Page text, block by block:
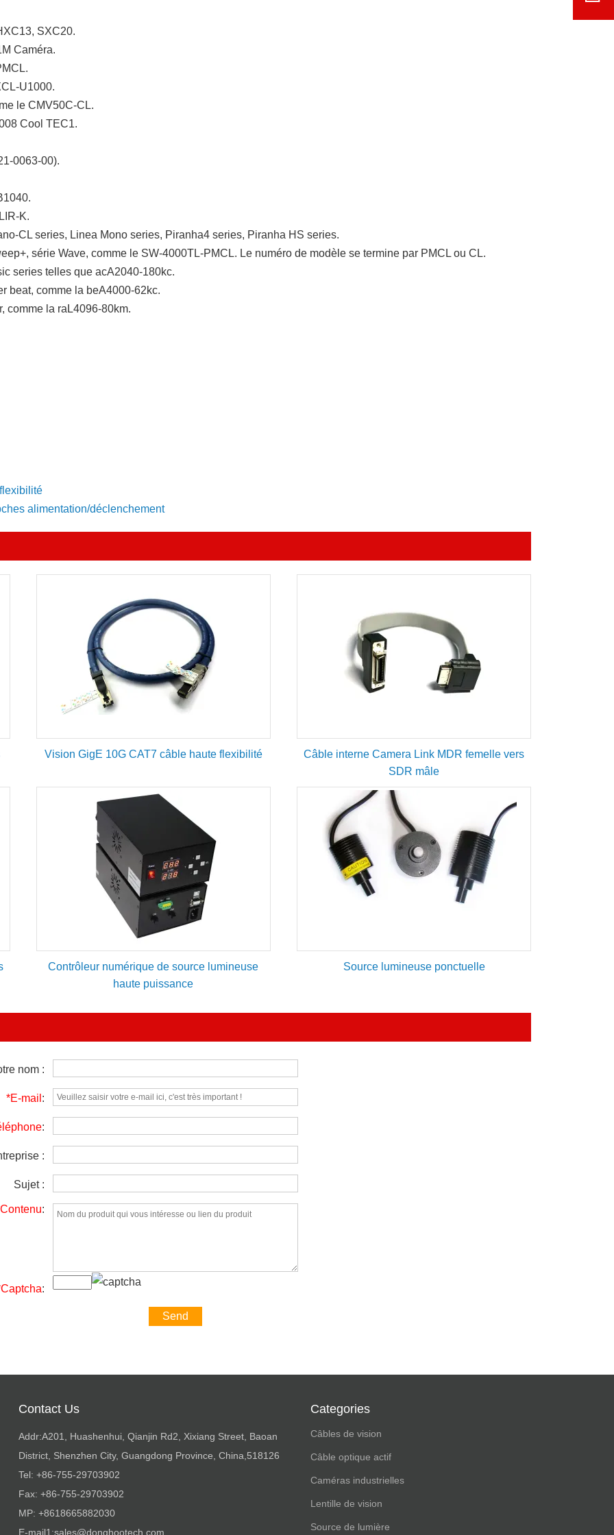
SXC20.
Caméra.
U1000.
le CMV50C-CL.
Cool TEC1.
0063-00).
K.
CL series, Linea Mono series, Piranha4 series, Piranha HS series.
série Wave, comme le SW-4000TL-PMCL. Le numéro de modèle se termine par PMCL ou CL.
series telles que acA2040-180kc.
beat, comme la beA4000-62kc.
comme la raL4096-80km.
alimentation/déclenchement
Vision GigE 10G CAT7 câble haute flexibilité
Câble interne Camera Link MDR femelle vers
SDR mâle
Contrôleur numérique de source lumineuse
haute puissance
Source lumineuse ponctuelle
nom :
*E-mail :
:
:
Sujet :
:
:
Contact Us
Addr:A201, Huashenhui, Qianjin Rd2, Xixiang Street, Baoan
District, Shenzhen City, Guangdong Province, China,518126
Tel: +86-755-29703902
Fax: +86-755-29703902
MP: +8618665882030
E-mail1:sales@donghootech.com
Categories
Câbles de vision
Câble optique actif
Caméras industrielles
Lentille de vision
Source de lumière